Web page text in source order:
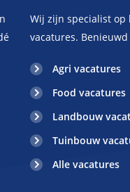
Wij zijn specialist op
vacatures.
Agri vacatures
Food vacatures
Landbouw
Tuinbouw
Alle vacatures